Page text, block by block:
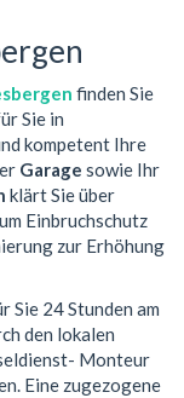
finden Sie
Sie in
kompetent Ihre
Garage sowie Ihr
klärt Sie über
Einbruchschutz
zur Erhöhung
Sie 24 Stunden am
den lokalen
Monteur
Eine zugezogene